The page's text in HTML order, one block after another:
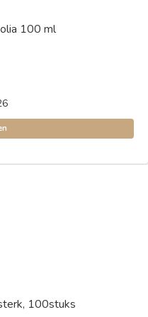
100 ml
100stuks